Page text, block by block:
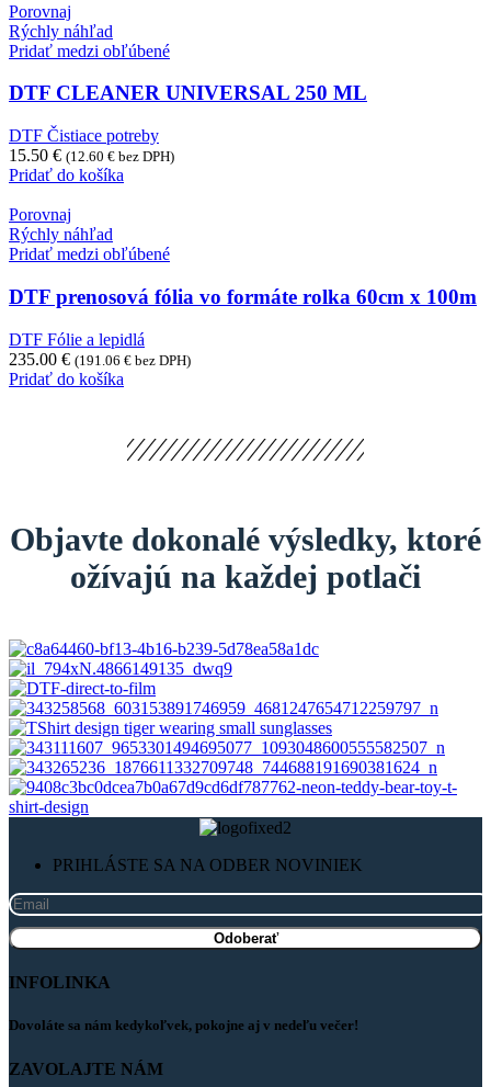
Porovnaj
Rýchly náhľad
Pridať medzi obľúbené
DTF CLEANER UNIVERSAL 250 ML
DTF Čistiace potreby
15.50 € (12.60 € bez DPH)
Pridať do košíka
Porovnaj
Rýchly náhľad
Pridať medzi obľúbené
DTF prenosová fólia vo formáte rolka 60cm x 100m
DTF Fólie a lepidlá
235.00 € (191.06 € bez DPH)
Pridať do košíka
Objavte dokonalé výsledky, ktoré
ožívajú na každej potlači
PRIHLÁSTE SA NA ODBER NOVINIEK
INFOLINKA
Dovoláte sa nám kedykoľvek, pokojne aj v nedeľu večer!
ZAVOLAJTE NÁM